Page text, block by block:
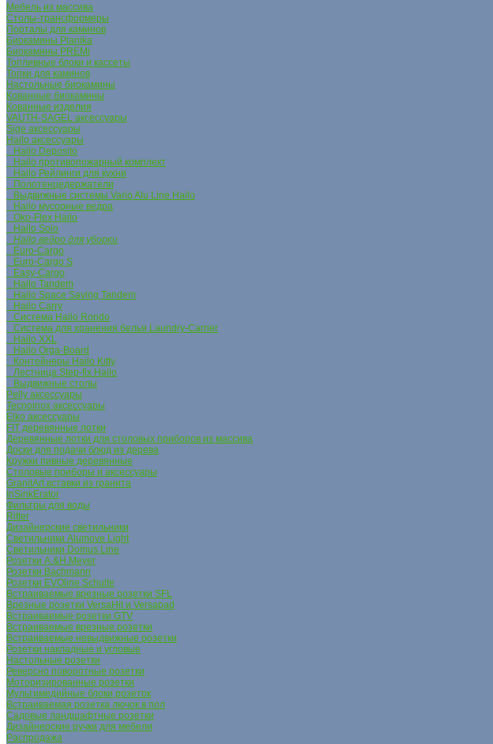
Мебель из массива
Столы-трансформеры
Порталы для каминов
Биокамины Planika
Биокамины PREMi
Топливные блоки и кассеты
Топки для каминов
Настольные биокамины
Кованные биокамины
Кованные изделия
VAUTH-SAGEL аксессуары
Sige аксессуары
Hailo аксессуары
Hailo Deposito
Hailo противопожарный комплект
Hailo Рейлинги для кухни
Полотенцедержатели
Выдвижные системы Vario Alu Line Hailo
Hailo мусорные ведра
Oko-Flex Hailo
Hailo Solo
Hailo ведро для уборки
Euro-Cargo
Euro-Cargo S
Easy-Cargo
Hailo Tandem
Hailo Space Saving Tandem
Hailo Carry
Система Hailo Rondo
Система для хранения белья Laundry-Carrier
Hailo XXL
Hailo Orga-Board
Контейнеры Hailo Kitty
Лестница Step-fix Hailo
Выдвижные столы
Pelly аксессуары
Tecnoinox аксессуары
Elko аксессуары
FIT деревянные лотки
Деревянные лотки для столовых приборов из массива
Доски для подачи блюд из дерева
Кружки пивные деревянные
Столовые приборы и аксессуары
GranitArt вставки из гранита
InSinkErator
Фильтры для воды
Ritter
Дизайнерские светильники
Светильники Alumove Light
Светильники Domus Line
Розетки A.&H.Meyer
Розетки Bachmann
Розетки EVOline Schulte
Встраиваемые врезные розетки SFL
Врезные розетки VersaHit и Versapad
Встраиваемые розетки GTV
Встраиваемые врезные розетки
Встраиваемые невыдвижные розетки
Розетки накладные и угловые
Настольные розетки
Реверсно поворотные розетки
Моторизированные розетки
Мультимедийные блоки розеток
Встраиваемая розетка лючок в пол
Садовые ландшафтные розетки
Дизайнерские ручки для мебели
Распродажа